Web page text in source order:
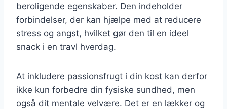
beroligende egenskaber. Den indeholder
forbindelser, der kan hjælpe med at reducere
stress og angst, hvilket gør den til en ideel
snack i en travl hverdag.
At inkludere passionsfrugt i din kost kan derfor
ikke kun forbedre din fysiske sundhed, men
også dit mentale velvære. Det er en lækker og